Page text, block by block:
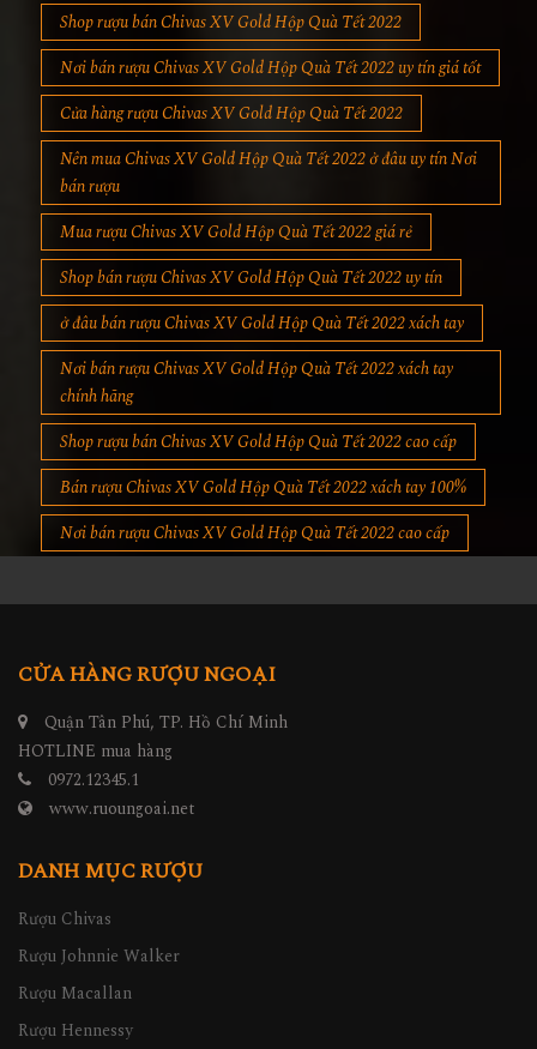
Shop rượu bán Chivas XV Gold Hộp Quà Tết 2022
Nơi bán rượu Chivas XV Gold Hộp Quà Tết 2022 uy tín giá tốt
Cửa hàng rượu Chivas XV Gold Hộp Quà Tết 2022
Nên mua Chivas XV Gold Hộp Quà Tết 2022 ở đâu uy tín Nơi
bán rượu
Mua rượu Chivas XV Gold Hộp Quà Tết 2022 giá rẻ
Shop bán rượu Chivas XV Gold Hộp Quà Tết 2022 uy tín
ở đâu bán rượu Chivas XV Gold Hộp Quà Tết 2022 xách tay
Nơi bán rượu Chivas XV Gold Hộp Quà Tết 2022 xách tay
chính hãng
Shop rượu bán Chivas XV Gold Hộp Quà Tết 2022 cao cấp
Bán rượu Chivas XV Gold Hộp Quà Tết 2022 xách tay 100%
Nơi bán rượu Chivas XV Gold Hộp Quà Tết 2022 cao cấp
CỬA HÀNG RƯỢU NGOẠI
Quận Tân Phú, TP. Hồ Chí Minh
HOTLINE mua hàng
0972.12345.1
www.ruoungoai.net
DANH MỤC RƯỢU
Rượu Chivas
Rượu Johnnie Walker
Rượu Macallan
Rượu Hennessy